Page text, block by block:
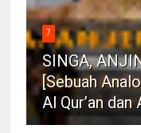
7
SINGA,
[Sebuah
Al Qur’an dan